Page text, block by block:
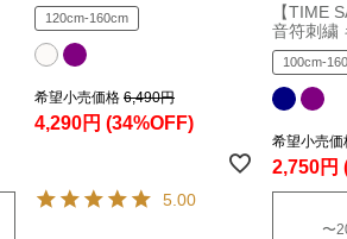
120cm-160cm
希望小売価格 6,490円
4,290円 (34%OFF)
5.00
【TIME
音符刺繍
100cm-
希望小売価
2,750円
〜